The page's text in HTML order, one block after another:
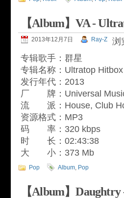
【Album】VA -
2013年12月7日 Ray-Z
浏
专辑歌手：群星
专辑名称：Ultratop
发行年代：2013
厂 牌：Universal
流 派：House, Club
资源格式：MP3
码 率：320 kbps
时 长：02:43:38
大 小：373 Mb
Pop Album, Pop
【Album】Daughtry